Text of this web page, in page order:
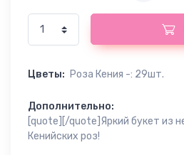
Цветы: Роза Кения -: 29шт.
Дополнительно:
[quote][/quote]Яркий букет из
Кенийских роз!